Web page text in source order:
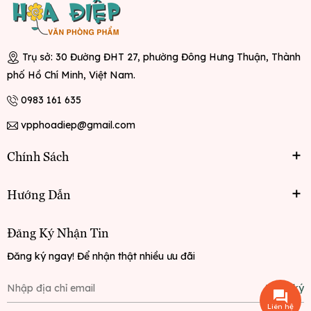
Trụ sở: 30 Đường ĐHT 27, phường Đông Hưng Thuận, Thành
phố Hồ Chí Minh, Việt Nam.
0983 161 635
vpphoadiep@gmail.com
Chính Sách
Hướng Dẫn
Đăng Ký Nhận Tin
Đăng ký ngay! Để nhận thật nhiều ưu đãi
Đăng ký
Liên hệ